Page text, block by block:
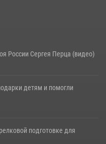
России Сергея Перца (видео)
детям и помогли
подготовке для